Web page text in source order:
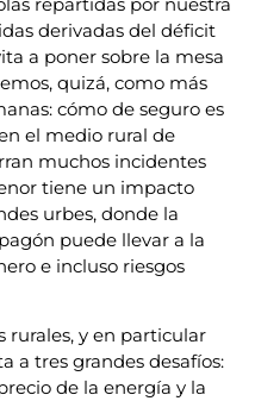
derivadas del déficit
a poner sobre la mesa
quizá, como más
cómo de seguro es
el medio rural de
muchos incidentes
tiene un impacto
urbes, donde la
puede llevar a la
e incluso riesgos
rurales, y en particular
a tres grandes desafíos:
de la energía y la